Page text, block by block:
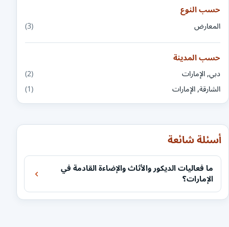
حسب النوع
المعارض (3)
حسب المدينة
دبي, الإمارات
(2)
الشارقة, الإمارات
(1)
أسئلة شائعة
ما فعاليات الديكور والأثاث والإضاءة القادمة في
الإمارات؟